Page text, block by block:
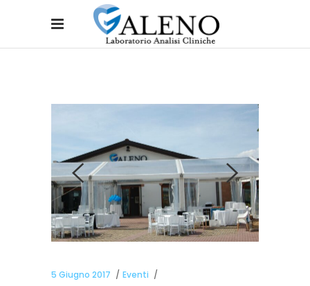
5 Giugno 2017
Eventi